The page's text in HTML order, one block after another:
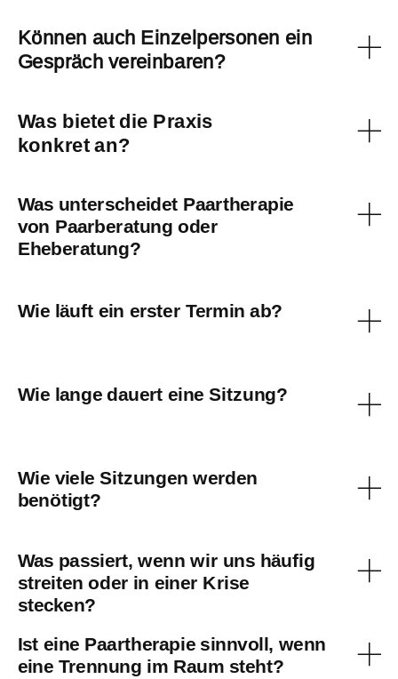
Können auch Einzelpersonen ein
Gespräch vereinbaren?
Was bietet die Praxis
konkret an?
Was unterscheidet Paartherapie
von Paarberatung oder
Eheberatung?
Wie läuft ein erster Termin ab?
Wie lange dauert eine Sitzung?
Wie viele Sitzungen werden
benötigt?
Was passiert, wenn wir uns häufig
streiten oder in einer Krise
stecken?
Ist eine Paartherapie sinnvoll, wenn
eine Trennung im Raum steht?